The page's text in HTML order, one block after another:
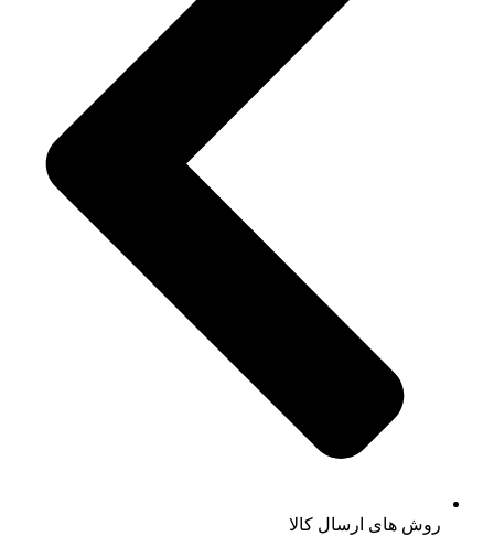
روش های ارسال کالا